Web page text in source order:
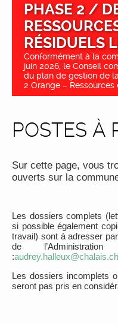
PHASE 2 /
RÉSIDUELS
Conformément à la
juin 2026, le Conseil
du plan de gestion de
2 Orange – Ressources
POSTES À
Sur cette page, vous
ouverts sur la
Les dossiers complets
si possible également
travail) sont à adresser
de
:audrey.halleux@chalais.ch
Les dossiers incomplets
seront pas pris en